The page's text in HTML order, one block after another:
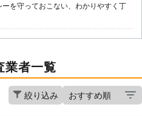
を守っておこない、わかりやすく丁
業者一覧
絞り込み